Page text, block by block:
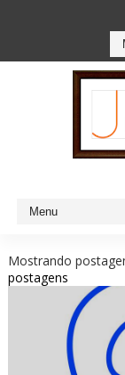
Mostrando
postagens